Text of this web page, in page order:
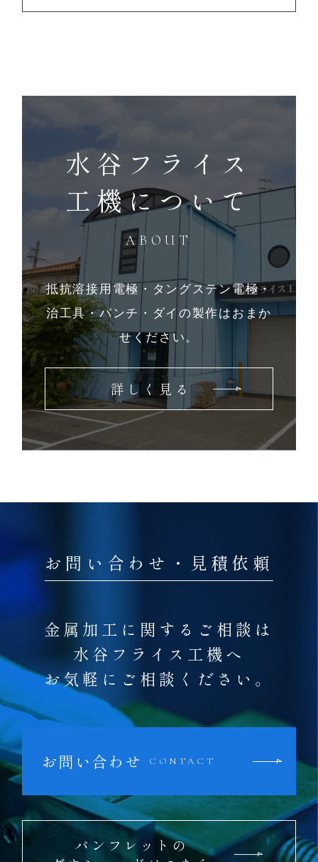
水谷フライス
工機について
ABOUT
抵抗溶接用電極・タングステン電極・
治工具・パンチ・ダイの製作はおまか
せください。
詳しく見る
お問い合わせ・見積依頼
金属加工に関するご相談は
水谷フライス工機へ
お気軽にご相談ください。
お問い合わせ CONTACT
パンフレットの